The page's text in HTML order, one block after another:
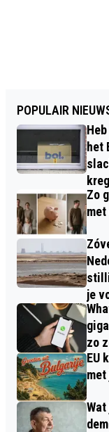
POPULAIR
het
Zo
je
zo
EU